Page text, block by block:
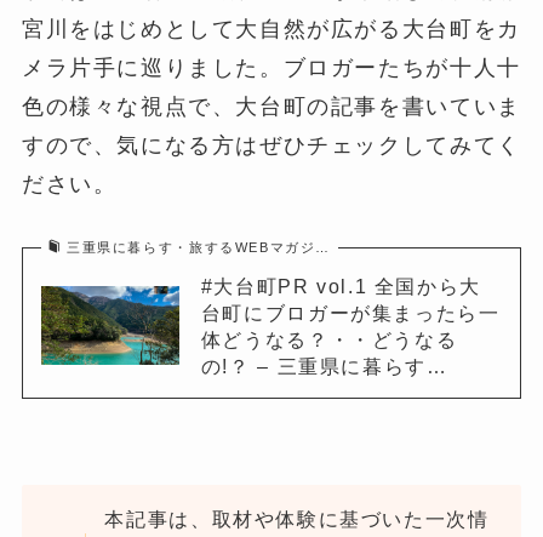
宮川をはじめとして大自然が広がる大台町をカ
メラ片手に巡りました。ブロガーたちが十人十
色の様々な視点で、大台町の記事を書いていま
すので、気になる方はぜひチェックしてみてく
ださい。
三重県に暮らす・旅するWEBマガジ…
#大台町PR vol.1 全国から大
台町にブロガーが集まったら一
体どうなる？・・どうなる
の!？ – 三重県に暮らす…
本記事は、取材や体験に基づいた一次情